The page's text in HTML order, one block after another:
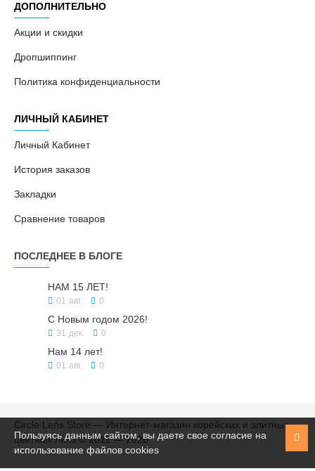
ДОПОЛНИТЕЛЬНО
Акции и скидки
Дропшиппинг
Политика конфиденциальности
ЛИЧНЫЙ КАБИНЕТ
Личный Кабинет
История заказов
Закладки
Сравнение товаров
ПОСЛЕДНЕЕ В БЛОГЕ
НАМ 15 ЛЕТ!
01 авг. 0
С Новым годом 2026!
31 дек. 0
Нам 14 лет!
01 авг. 0
Circle Lens Store — Интернет-магазин корейских и элитных
цветных линз © 2011 — 2026
Пользуясь данным сайтом, вы даете свое согласие на
использование файлов cookies